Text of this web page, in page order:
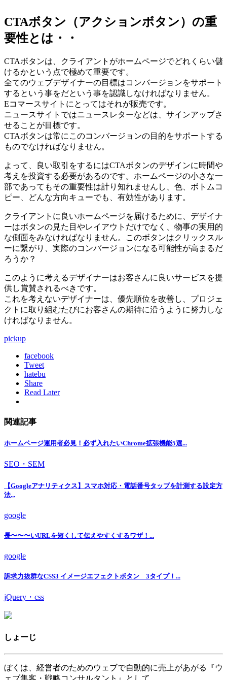
CTAボタン（アクションボタン）の重
要性とは・・
CTAボタンは、クライアントがホームページでどれくらい儲
けるかという点で極めて重要です。
全てのウェブデザイナーの目標はコンバージョンをサポート
するという事をだという事を認識しなければなりません。
Eコマースサイトにとってはそれが販売です。
ニュースサイトではニュースレターなどは、サインアップさ
せることが目標です。
CTAボタンは常にこのコンバージョンの目的をサポートする
ものでなければなりません。
よって、良い取引をするにはCTAボタンのデザインに時間や
考えを投資する必要があるのです。ホームページの小さな一
部であってもその重要性は計り知れませんし、色、ボトムコ
ピー、どんな方向キューでも、有効性があります。
クライアントに良いホームページを届けるために、デザイナ
ーはボタンの見た目やレイアウトだけでなく、物事の実用的
な側面をみなければなりません。このボタンはクリックスル
ーに繋がり、実際のコンバージョンになる可能性が高まるだ
ろうか？
このように考えるデザイナーはお客さんに良いサービスを提
供し賞賛されるべきです。
これを考えないデザイナーは、優先順位を改善し、プロジェ
クトに取り組むたびにお客さんの期待に沿うように努力しな
ければなりません。
pickup
facebook
Tweet
hatebu
Share
Read Later
関連記事
ホームページ運用者必見！必ず入れたいChrome拡張機能5選...
SEO・SEM
【Googleアナリティクス】スマホ対応・電話番号タップを計測する設定方
法...
google
長〜〜〜いURLを短くして伝えやすくするワザ！...
google
訴求力抜群なCSS3 イメージエフェクトボタン 3タイプ！...
jQuery・css
しょーじ
ぼくは、経営者のためのウェブで自動的に売上があがる『ウ
ェブ集客・戦略コンサルタント』として